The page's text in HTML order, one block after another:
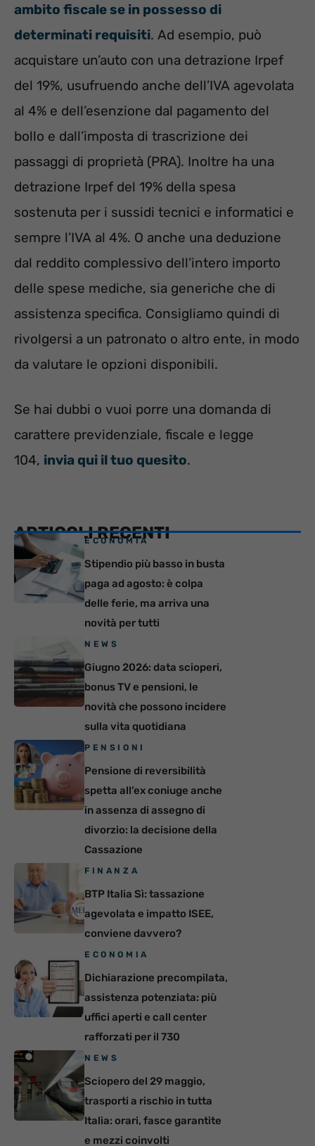
ambito fiscale se in possesso di
determinati requisiti. Ad esempio, può
acquistare un’auto con una detrazione Irpef
del 19%, usufruendo anche dell’IVA agevolata
al 4% e dell’esenzione dal pagamento del
bollo e dall’imposta di trascrizione dei
passaggi di proprietà (PRA). Inoltre ha una
detrazione Irpef del 19% della spesa
sostenuta per i sussidi tecnici e informatici e
sempre l’IVA al 4%. O anche una deduzione
dal reddito complessivo dell’intero importo
delle spese mediche, sia generiche che di
assistenza specifica. Consigliamo quindi di
rivolgersi a un patronato o altro ente, in modo
da valutare le opzioni disponibili.
Se hai dubbi o vuoi porre una domanda di
carattere previdenziale, fiscale e legge
104, invia qui il tuo quesito.
ARTICOLI RECENTI
ECONOMIA
Stipendio più basso in busta
paga ad agosto: è colpa
delle ferie, ma arriva una
novità per tutti
NEWS
Giugno 2026: data scioperi,
bonus TV e pensioni, le
novità che possono incidere
sulla vita quotidiana
PENSIONI
Pensione di reversibilità
spetta all’ex coniuge anche
in assenza di assegno di
divorzio: la decisione della
Cassazione
FINANZA
BTP Italia Sì: tassazione
agevolata e impatto ISEE,
conviene davvero?
ECONOMIA
Dichiarazione precompilata,
assistenza potenziata: più
uffici aperti e call center
rafforzati per il 730
NEWS
Sciopero del 29 maggio,
trasporti a rischio in tutta
Italia: orari, fasce garantite
e mezzi coinvolti